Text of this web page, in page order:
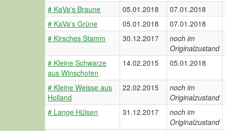
# KaVa's Braune
05.01.2018
07.01.2018
# KaVa's Grüne
05.01.2018
07.01.2018
# Kirsches Stamm
30.12.2017
noch im
Originalzustand
# Kleine Schwarze
aus Winschoten
14.02.2015 05.01.2018
# Kleine Weisse aus
Holland
22.02.2015
noch im
Originalzustand
# Lange Hülsen
31.12.2017
noch im
Originalzustand